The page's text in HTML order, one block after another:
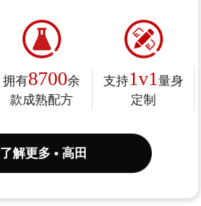
拥有8700余
款成熟配方
支持1v1量身
定制
了解更多 • 高田